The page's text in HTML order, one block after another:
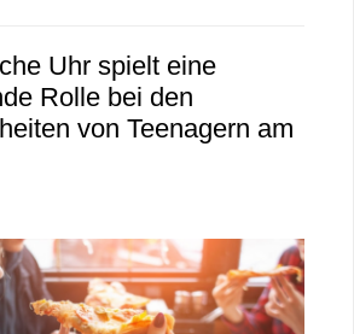
Uhr spielt eine
Rolle bei den
von Teenagern am